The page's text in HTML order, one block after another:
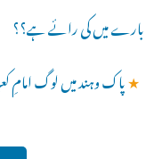
بارے میں کی رائے ہے؟؟
★پاک وہند میں لوگ امامِ